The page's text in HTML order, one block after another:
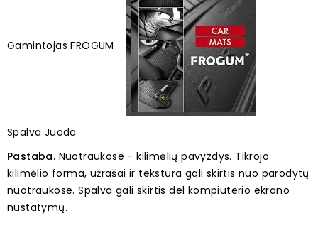
Gamintojas FROGUM
Spalva Juoda
Pastaba. Nuotraukose - kilimėlių pavyzdys. Tikrojo
kilimėlio forma, užrašai ir tekstūra gali skirtis nuo parodytų
nuotraukose. Spalva gali skirtis del kompiuterio ekrano
nustatymų.